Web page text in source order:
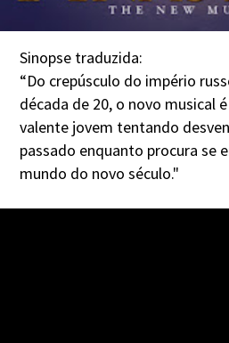
Sinopse traduzida:
“Do crepúsculo do império
década de 20, o novo musical
valente jovem tentando
passado enquanto procura se
mundo do novo século."